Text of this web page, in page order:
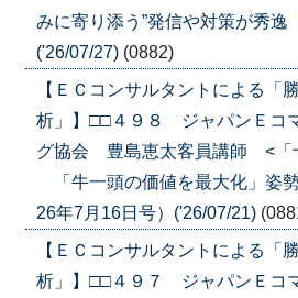
みに寄り添う”発信や対策が秀逸
('26/07/27) (0882)
【ＥＣコンサルタントによる「
析」】□□４９８ ジャパンＥコ
グ協会 豊島恵太客員講師 <「
「牛一頭の価値を最大化」姿
26年7月16日号）('26/07/21)
【ＥＣコンサルタントによる「
析」】□□４９７ ジャパンＥコ